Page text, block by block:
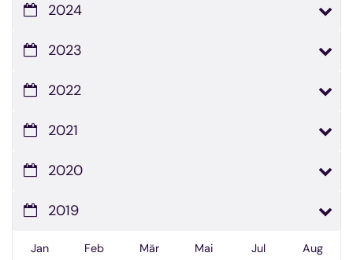
2024
2023
2022
2021
2020
2019
Jan Feb Mär Mai Jul Aug